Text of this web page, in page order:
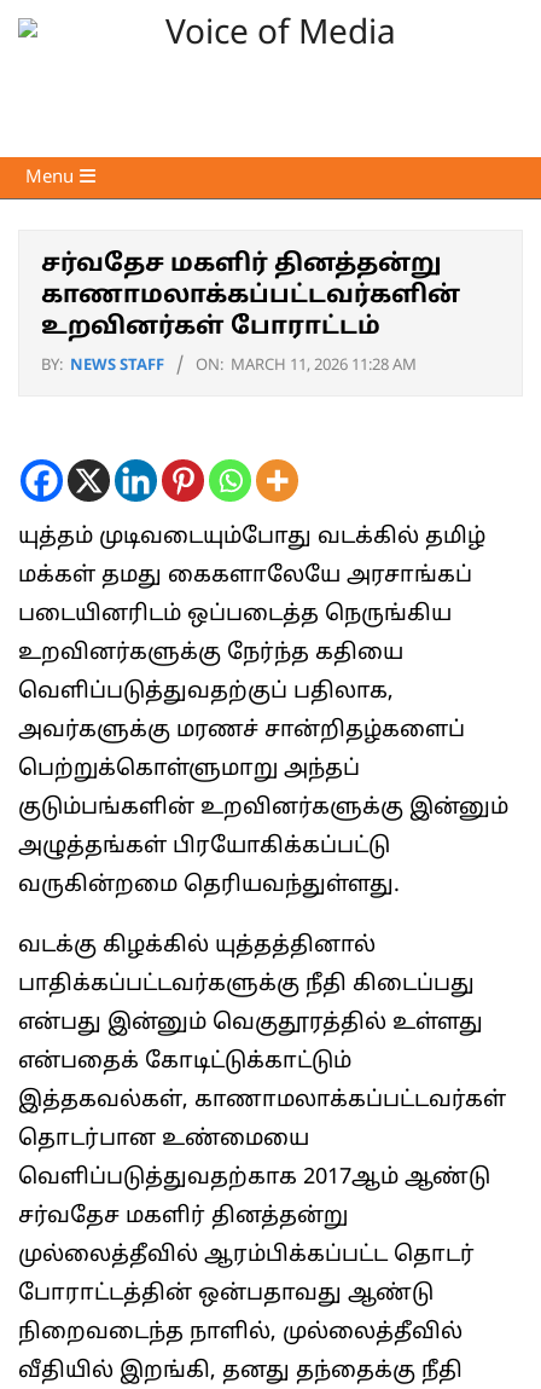
Skip
Voice
of
Primary
Navigation
Menu
சர்வதேச மகளிர் தினத்தன்று
காணாமலாக்கப்பட்டவர்களின்
உறவினர்கள் போராட்டம்
BY: NEWS STAFF ON: MARCH 11, 2026 11:28 AM
யுத்தம் முடிவடையும்போது வடக்கில் தமிழ்
மக்கள் தமது கைகளாலேயே அரசாங்கப்
படையினரிடம் ஒப்படைத்த நெருங்கிய
உறவினர்களுக்கு நேர்ந்த கதியை
வெளிப்படுத்துவதற்குப் பதிலாக,
அவர்களுக்கு மரணச் சான்றிதழ்களைப்
பெற்றுக்கொள்ளுமாறு அந்தப்
குடும்பங்களின் உறவினர்களுக்கு இன்னும்
அழுத்தங்கள் பிரயோகிக்கப்பட்டு
வருகின்றமை தெரியவந்துள்ளது.
வடக்கு கிழக்கில் யுத்தத்தினால்
பாதிக்கப்பட்டவர்களுக்கு நீதி கிடைப்பது
என்பது இன்னும் வெகுதூரத்தில் உள்ளது
என்பதைக் கோடிட்டுக்காட்டும்
இத்தகவல்கள், காணாமலாக்கப்பட்டவர்கள்
தொடர்பான உண்மையை
வெளிப்படுத்துவதற்காக 2017ஆம் ஆண்டு
சர்வதேச மகளிர் தினத்தன்று
முல்லைத்தீவில் ஆரம்பிக்கப்பட்ட தொடர்
போராட்டத்தின் ஒன்பதாவது ஆண்டு
நிறைவடைந்த நாளில், முல்லைத்தீவில்
வீதியில் இறங்கி, தனது தந்தைக்கு நீதி